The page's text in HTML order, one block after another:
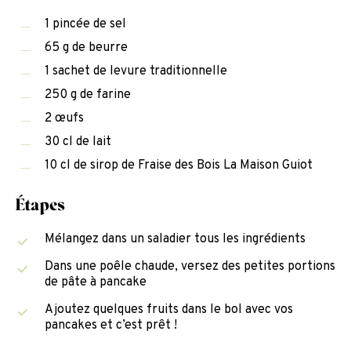
1 pincée de sel
65 g de beurre
1 sachet de levure traditionnelle
250 g de farine
2 œufs
30 cl de lait
10 cl de sirop de Fraise des Bois La Maison Guiot
Étapes
Mélangez dans un saladier tous les ingrédients
Dans une poêle chaude, versez des petites portions
de pâte à pancake
Ajoutez quelques fruits dans le bol avec vos
pancakes et c’est prêt !